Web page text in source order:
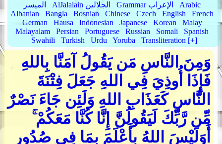
الميسر
AlJalalain الجلالين Grammar الإعراب
Arabic
Albanian
Bangla Bosnian Chinese Czech English
French
German
Hausa Indonesian Japanese Korean
Malay
Malayalam
Persian Portuguese Russian Somali
Spanish
Swahili
Turkish Urdu Yoruba Transliteration [+]
وَمِنَ النَّاسِ مَن يَقُولُ آمَنَّا بِاللهِ
فَإِذَا أُوذِيَ فِي اللهِ جَعَلَ فِتْنَةَ
النَّاسِ كَعَذَابِ اللهِ وَلَئِن جَاءَ نَصْرٌ
مِّن رَّبِّكَ لَيَقُولُنَّ إِنَّا كُنَّا مَعَكُمْ ۚ
أَوَلَيْسَ اللهُ بِأَعْلَمَ بِمَا فِي صُدُورِ